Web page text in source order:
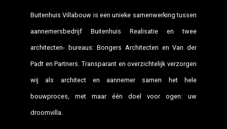
Buitenhuis Villabouw is een unieke samenwerking tussen
aannemersbedrijf Buitenhuis Realisatie en twee
architecten- bureaus: Bongers Architecten en Van der
Padt en Partners. Transparant en overzichtelijk verzorgen
wij als architect en aannemer samen het hele
bouwproces, met maar één doel voor ogen: uw
droomvilla.